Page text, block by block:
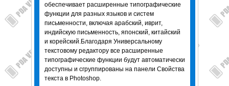
обеспечивает расширенные типографические
функции для разных языков и систем
письменности, включая арабский, иврит,
индийскую письменность, японский, китайский
и корейский.Благодаря Универсальному
текстовому редактору все расширенные
типографические функции будут автоматически
доступны и сгруппированы на панели Свойства
текста в Photoshop.